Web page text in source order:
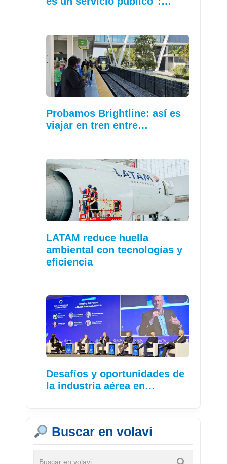
Probamos Brightline: así es
viajar en tren entre…
LATAM reduce huella
ambiental con tecnologías y
eficiencia
Desafíos y oportunidades de
la industria aérea en…
Buscar en volavi